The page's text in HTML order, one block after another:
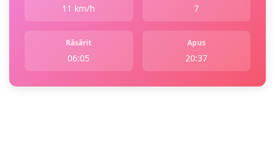
11 km/h 7
Răsărit
06:05
Apus
20:37